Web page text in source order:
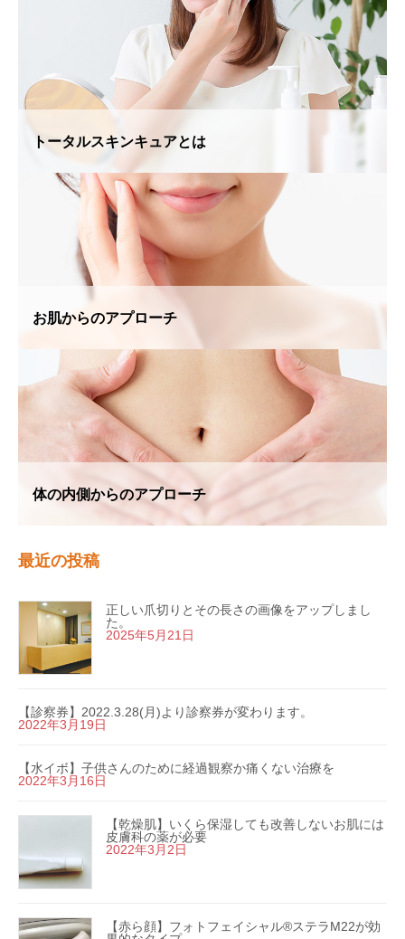
トータルスキンキュアとは
お肌からのアプローチ
体の内側からのアプローチ
最近の投稿
正しい爪切りとその長さの画像をアップしまし
た。
2025年5月21日
【診察券】2022.3.28(月)より診察券が変わります。
2022年3月19日
【水イボ】子供さんのために経過観察か痛くない治療を
2022年3月16日
【乾燥肌】いくら保湿しても改善しないお肌には
皮膚科の薬が必要
2022年3月2日
【赤ら顔】フォトフェイシャル®ステラM22が効